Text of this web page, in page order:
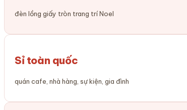
đèn lồng giấy tròn trang trí Noel
Sỉ toàn quốc
quán cafe, nhà hàng, sự kiện, gia đình